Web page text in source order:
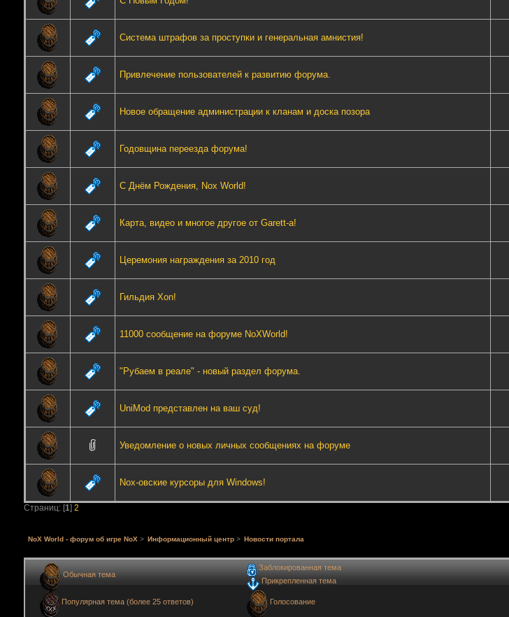
Система штрафов за проступки и генеральная амнистия!
Привлечение пользователей к развитию форума.
Новое обращение администрации к кланам и доска позора
Годовщина переезда форума!
С Днём Рождения, Nox World!
Карта, видео и многое другое от Garett-а!
Церемония награждения за 2010 год
Гильдия Xon!
11000 сообщение на форуме NoXWorld!
"Рубаем в реале" - новый раздел форума.
UniMod представлен на ваш суд!
Уведомление о новых личных сообщениях на форуме
Nox-овские курсоры для Windows!
Страниц: [1] 2
NoX World - форум об игре NoX > Информационный центр > Новости портала
Обычная тема
Популярная тема (более 25 ответов)
Заблокированная тема
Прикрепленная тема
Голосование